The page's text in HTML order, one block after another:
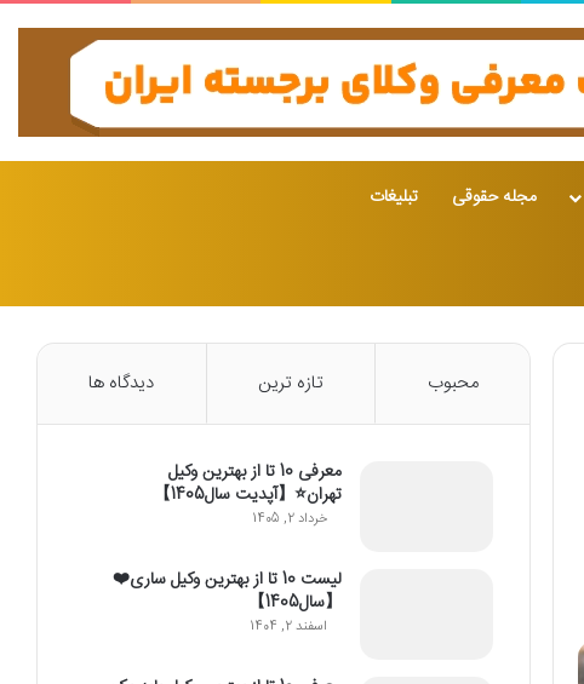
مجله حقوقی تبلیغات
محبوب تازه ترین دیدگاه ها
معرفی 10 تا از بهترین وکیل
تهران⭐【آپدیت سال1405】
خرداد 2, 1405
لیست 10 تا از بهترین وکیل ساری❤️
【سال1405】
اسفند 2, 1404